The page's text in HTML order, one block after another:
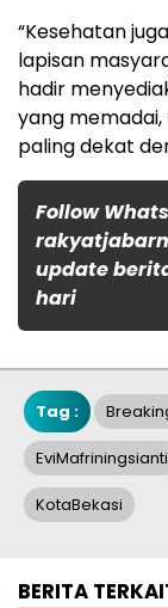
“Kesehatan
lapisan
hadir
yang
paling dekat
Follow
update
hari
Tag :
EviMafriningsianti
KotaBekasi
BERITA